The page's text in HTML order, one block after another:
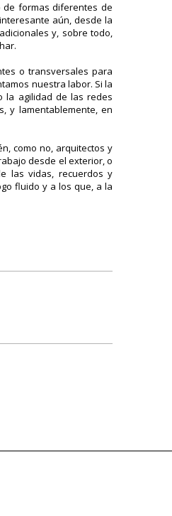
de formas diferentes de
aún, desde la
y, sobre todo,
o transversales para
nuestra labor. Si la
la agilidad de las redes
y lamentablemente, en
como no, arquitectos y
desde el exterior, o
las vidas, recuerdos y
fluido y a los que, a la